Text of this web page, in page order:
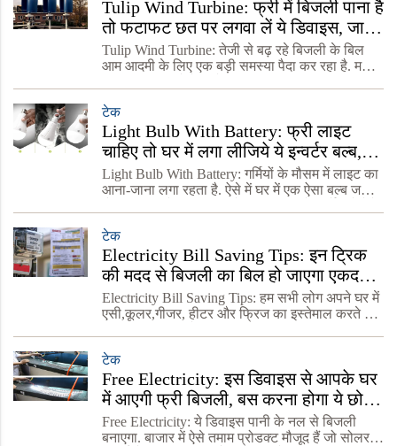
Tulip Wind Turbine: फ्री में बिजली पाना है
तो फटाफट छत पर लगवा लें ये डिवाइस, जानें
खासियत
Tulip Wind Turbine: तेजी से बढ़ रहे बिजली के बिल
आम आदमी के लिए एक बड़ी समस्या पैदा कर रहा है. महीने
टेक
Light Bulb With Battery: फ्री लाइट
चाहिए तो घर में लगा लीजिये ये इन्वर्टर बल्ब,
जानिए खूबी
Light Bulb With Battery: गर्मियों के मौसम में लाइट का
आना-जाना लगा रहता है. ऐसे में घर में एक ऐसा बल्ब जरूर
टेक
Electricity Bill Saving Tips: इन ट्रिक
की मदद से बिजली का बिल हो जाएगा एकदम
कम, जानें कैसे
Electricity Bill Saving Tips: हम सभी लोग अपने घर में
एसी,कूलर,गीजर, हीटर और फ्रिज का इस्तेमाल करते हैं.
टेक
Free Electricity: इस डिवाइस से आपके घर
में आएगी फ्री बिजली, बस करना होगा ये छोटा
सा काम, जानें डिटेल्स
Free Electricity: ये डिवाइस पानी के नल से बिजली
बनाएगा. बाजार में ऐसे तमाम प्रोडक्ट मौजूद हैं जो सोलर